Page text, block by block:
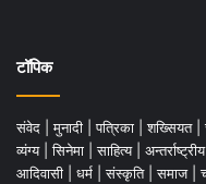
टॉपिक
संवेद मुनादी पत्रिका शख्सियत
व्यंग्य
सिनेमा साहित्य अन्तर्राष्ट्रीय
आदिवासी
धर्म संस्कृति समाज